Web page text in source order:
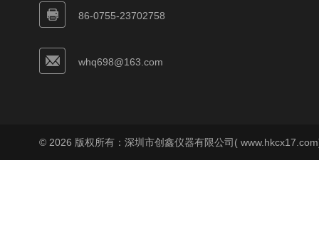
86-0755-23702758
whq698@163.com
© 2026 版权所有：深圳市创鑫仪器有限公司(